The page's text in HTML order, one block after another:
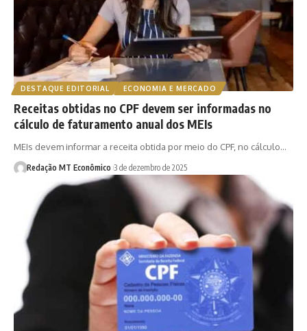
DESTAQUE EDITORIAL ECONOMIA E MERCADO
Receitas obtidas no CPF devem ser informadas no
cálculo de faturamento anual dos MEIs
MEIs devem informar a receita obtida por meio do CPF, no cálculo…
Redação MT Econômico 3 de dezembro de 2025